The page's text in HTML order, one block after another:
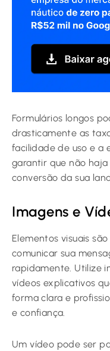
Formulários longos
drasticamente as
facilidade de uso e a
garantir que não
conversão da sua
Imagens e
Elementos visuais
comunicar sua
rapidamente. Utilize
vídeos explicativos
forma clara e
e confiança.
Um vídeo pode ser